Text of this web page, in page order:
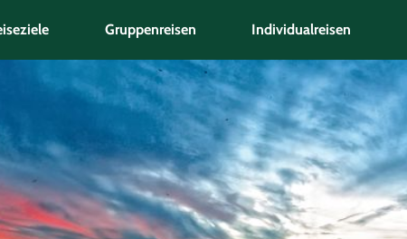
Gruppenreisen Individualreisen